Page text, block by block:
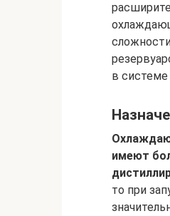
в системе
имеют
то при